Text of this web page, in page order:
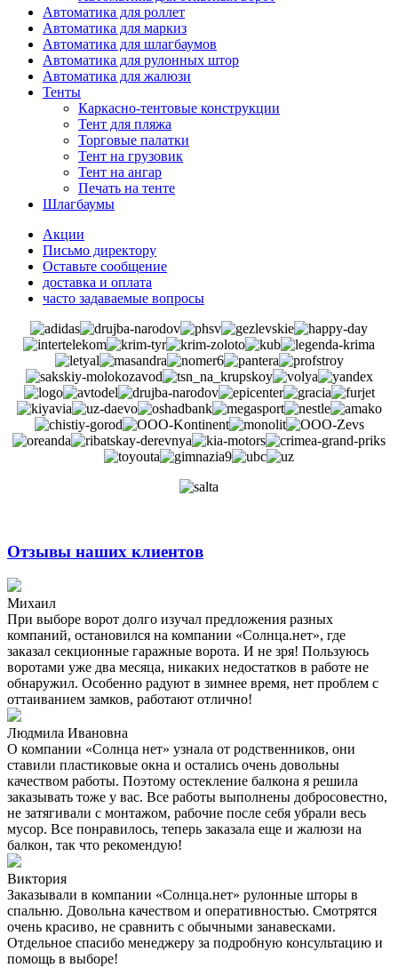
Автоматика для роллет
Автоматика для маркиз
Автоматика для шлагбаумов
Автоматика для рулонных штор
Автоматика для жалюзи
Тенты
Каркасно-тентовые конструкции
Тент для пляжа
Торговые палатки
Тент на грузовик
Тент на ангар
Печать на тенте
Шлагбаумы
Акции
Письмо директору
Оставьте сообщение
доставка и оплата
часто задаваемые вопросы
Отзывы наших клиентов
Михаил
При выборе ворот долго изучал предложения разных
компаний, остановился на компании «Солнца.нет», где
заказал секционные гаражные ворота. И не зря! Пользуюсь
воротами уже два месяца, никаких недостатков в работе не
обнаружил. Особенно радуют в зимнее время, нет проблем с
оттаиванием замков, работают отлично!
Людмила Ивановна
О компании «Солнца нет» узнала от родственников, они
ставили пластиковые окна и остались очень довольны
качеством работы. Поэтому остекление балкона я решила
заказывать тоже у вас. Все работы выполнены добросовестно,
не затягивали с монтажом, рабочие после себя убрали весь
мусор. Все понравилось, теперь заказала еще и жалюзи на
балкон, так что рекомендую!
Виктория
Заказывали в компании «Солнца.нет» рулонные шторы в
спальню. Довольна качеством и оперативностью. Смотрятся
очень красиво, не сравнить с обычными занавесками.
Отдельное спасибо менеджеру за подробную консультацию и
помощь в выборе!